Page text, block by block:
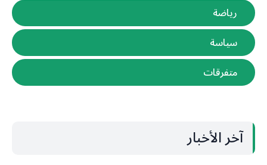
رياضة
سياسة
متفرقات
آخر الأخبار